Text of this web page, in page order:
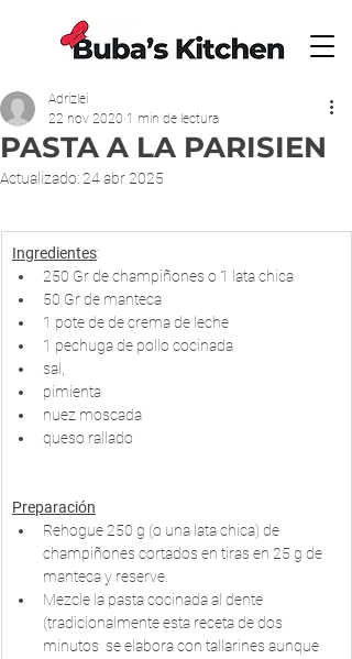
PASTA A LA PARISIEN
Adrizlei
22 nov 2020 1 min de lectura
Actualizado:24 abr 2025
Ingredientes:
250 Gr de champiñones o 1 lata chica
50 Gr de manteca
1 pote de de crema de leche
1 pechuga de pollo cocinada
sal,
pimienta
nuez moscada
queso rallado
Preparación
Rehogue 250 g (o una lata chica) de
champiñones cortados en tiras en 25 g de
manteca y reserve.
Mezcle la pasta cocinada al dente
(tradicionalmente esta receta de dos
minutos  se elabora con tallarines aunque